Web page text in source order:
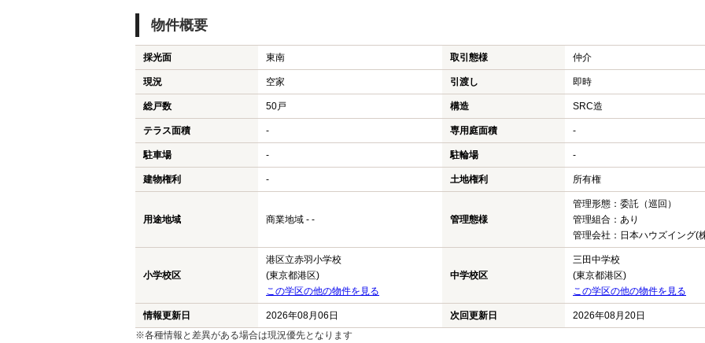
物件概要
採光面 東南 取引態様 仲介
現況 空家 引渡し 即時
総戸数 50戸 構造 SRC造
テラス面積 - 専用庭面積 -
駐車場 - 駐輪場 -
建物権利 - 土地権利 所有権
用途地域 商業地域 - - 管理態様
管理形態：委託（巡回）
管理組合：あり
管理会社：日本ハウズイング(
小学校区
港区立赤羽小学校
(東京都港区)
この学区の他の物件を見る
中学校区
三田中学校
(東京都港区)
この学区の他の物件を見る
情報更新日 2026年08月06日 次回更新日
2026年08月20日
※各種情報と差異がある場合は現況優先となります